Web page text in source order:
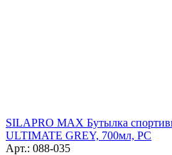
SILAPRO MAX Бутылка
ULTIMATE GREY, 700мл, PC
Арт.: 088-035